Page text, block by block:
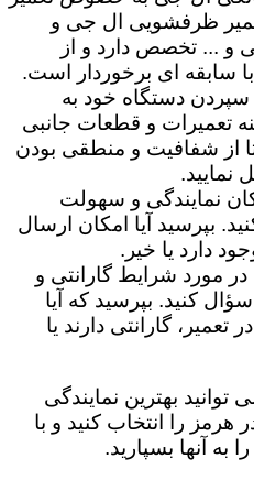
ظرفشویی ال جی و
و ... تخصص دارد و از
سابقه ای برخوردار است.
سپردن دستگاه خود به
تعمیرات و قطعات جانبی
از شفافیت و منطقی بودن
نمایید.
نمایندگی و سهولت
بپرسید آیا امکان ارسال
دارد یا خیر.
مورد شرایط گارانتی و
کنید. بپرسید که آیا
گارانتی دارند یا
بهترین نمایندگی
را انتخاب کنید و با
به آنها بسپارید.